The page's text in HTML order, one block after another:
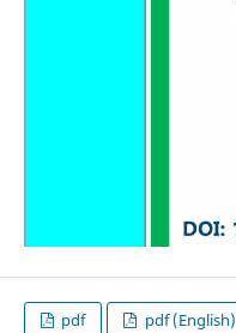
pdf pdf (English)